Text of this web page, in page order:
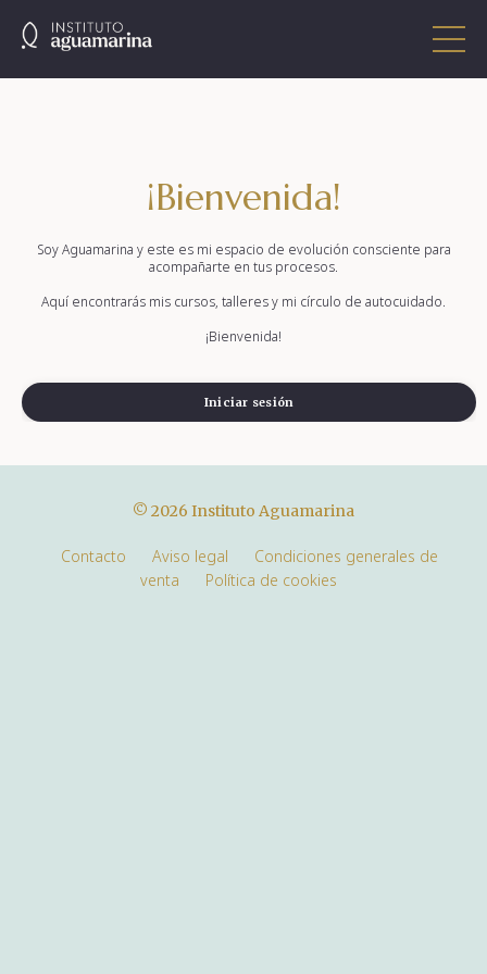
¡Bienvenida!
Soy Aguamarina y este es mi espacio de evolución consciente para
acompañarte en tus procesos.
Aquí encontrarás mis cursos, talleres y mi círculo de autocuidado.
¡Bienvenida!
Iniciar sesión
© 2026 Instituto Aguamarina
Contacto Aviso legal
Condiciones generales de
venta
Política de cookies